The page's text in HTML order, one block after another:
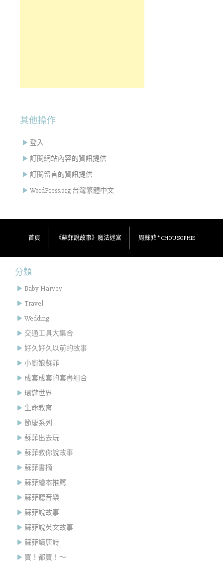
其他操作
登入
訂閱網站內容的資訊提供
訂閱留言的資訊提供
WordPress.org 台灣繁體中文
首頁 《蘇菲說故事》魔法迷宮 周蘇菲 * CHOU SOPHIE
分類
Baby Harvey
Travel
Wedding
交通工具大集合
好久好久以前的故事
小廚娘蘇菲
成套成套的套書組合
環遊世界
生命教育
節慶系列
蘇菲出去玩
蘇菲教你說故事
蘇菲書摘
蘇菲繪本推薦
蘇菲聽音樂
蘇菲說故事
蘇菲說英文故事
蘇菲讀唐詩
買！都買！～